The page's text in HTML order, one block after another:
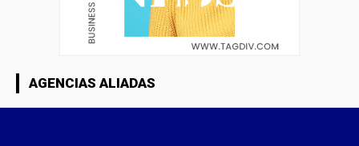
AGENCIAS ALIADAS